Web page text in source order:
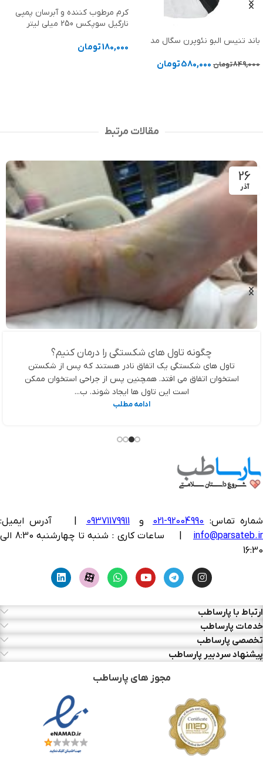
کرم مرطوب کننده و آبرسان پمپی
180,000 تومان
افزودن به سبد خرید
گاز وازلینه تک پدی سالم بسته 10
عددی
324,000تومان
مقالات مرتبط
26
آذر
چگونه تاول های شکستگی را درمان کنیم؟
تاول های شکستگی یک اتفاق نادر هستند که پس از شکستن
استخوان اتفاق می افتد. همچنین پس از جراحی استخوان ممکن
است این تاول ها ایجاد شوند. ب...
ادامه مطلب
شماره تماس: 92004990-021 و 09371179911
آدرس ایمیل:
info@parsateb.ir
| ساعات کاری : شنبه تا چهارشنبه 8:30 الی
16:30
ارتباط با پارساطب
خدمات پارساطب
تخصصی پارساطب
پیشنهاد سردبیر پارساطب
مجوز های پارساطب